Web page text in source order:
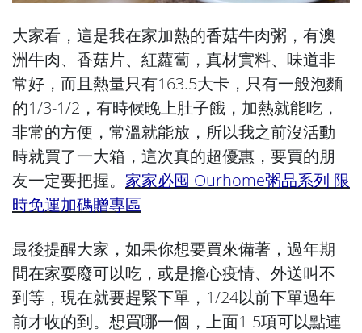
大家看，這是我在家加熱的香菇牛肉粥，有澳
洲牛肉、香菇片、紅蘿蔔，真材實料、味道非
常好，而且熱量只有163.5大卡，只有一般泡麵
的1/3-1/2，有時候晚上肚子餓，加熱就能吃，
非常的方便，常溫就能放，所以我之前沒活動
時就買了一大箱，這次真的超優惠，要買的朋
友一定要把握。 家家必囤 Ourhome粥品系列 限
時免運加碼贈專區
最後提醒大家，如果你想要買來備著，過年期
間在家耍廢可以吃，或是擔心疫情、外送叫不
到等，現在就要趕緊下單，1/24以前下單過年
前才收的到。想買哪一個，上面1-5項可以點連